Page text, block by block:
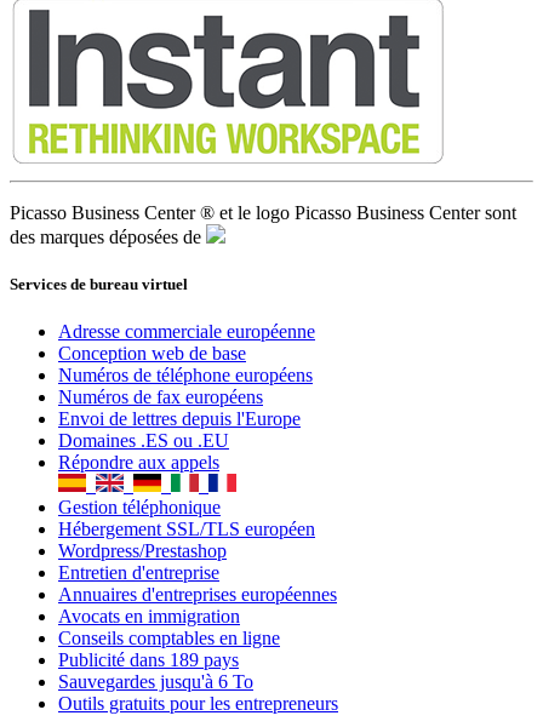
Conception web de base
Numéros de téléphone européens
Numéros de fax européens
Envoi de lettres depuis l'Europe
Domaines .ES ou .EU
Répondre aux appels
Hébergement SSL/TLS européen
Wordpress/Prestashop
Annuaires d'entreprises européennes
Conseils comptables en ligne
Publicité dans 189 pays
Sauvegardes jusqu'à 6 To
Outils gratuits pour les entrepreneurs
© 2021 - Picasso Business Center